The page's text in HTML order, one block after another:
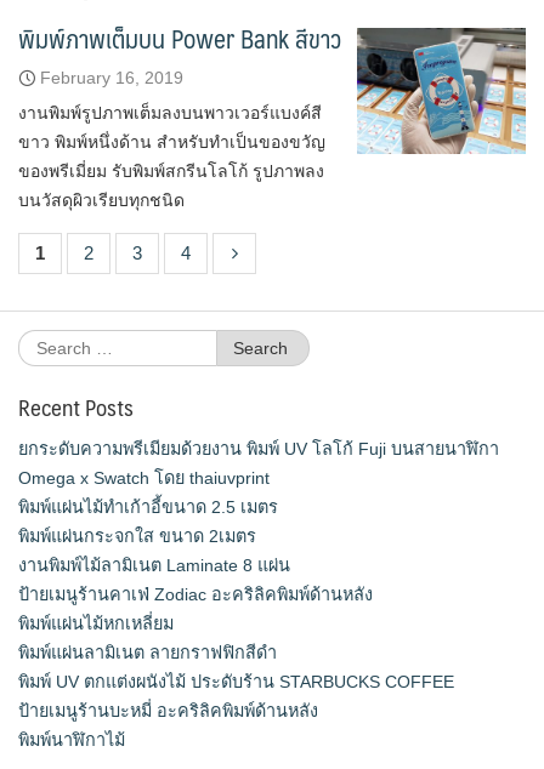
พิมพ์ภาพเต็มบน Power Bank สีขาว
February 16, 2019
งานพิมพ์รูปภาพเต็มลงบนพาวเวอร์แบงค์สี
ขาว พิมพ์หนึ่งด้าน สำหรับทำเป็นของขวัญ
ของพรีเมี่ยม รับพิมพ์สกรีนโลโก้ รูปภาพลง
บนวัสดุผิวเรียบทุกชนิด
1 2 3 4
Search
for:
Recent Posts
ยกระดับความพรีเมียมด้วยงาน พิมพ์ UV โลโก้ Fuji บนสายนาฬิกา
Omega x Swatch โดย thaiuvprint
พิมพ์แผ่นไม้ทำเก้าอี้ขนาด 2.5 เมตร
พิมพ์แผ่นกระจกใส ขนาด 2เมตร
งานพิมพ์ไม้ลามิเนต Laminate 8 แผ่น
ป้ายเมนูร้านคาเฟ่ Zodiac อะคริลิคพิมพ์ด้านหลัง
พิมพ์แผ่นไม้หกเหลี่ยม
พิมพ์แผ่นลามิเนต ลายกราฟฟิกสีดำ
พิมพ์ UV ตกแต่งผนังไม้ ประดับร้าน STARBUCKS COFFEE
ป้ายเมนูร้านบะหมี่ อะคริลิคพิมพ์ด้านหลัง
พิมพ์นาฬิกาไม้